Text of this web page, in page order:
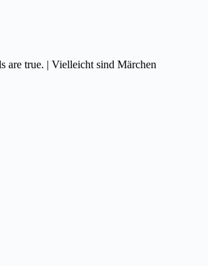
are true. | Vielleicht sind Märchen